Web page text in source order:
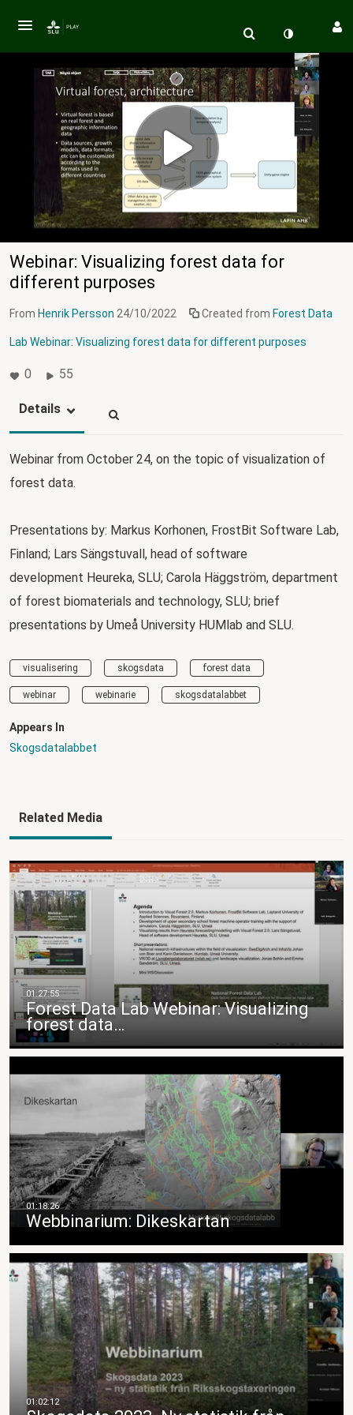
Webinar: Visualizing forest data for
different purposes
From Henrik Persson 24/10/2022 Created from Forest Data
Lab Webinar: Visualizing forest data for different purposes
0 55
Details
Webinar from October 24, on the topic of visualization of
forest data.
Presentations by: Markus Korhonen, FrostBit Software Lab,
Finland; Lars Sängstuvall, head of software
development Heureka, SLU; Carola Häggström, department
of forest biomaterials and technology, SLU; brief
presentations by Umeå University HUMlab and SLU.
visualisering skogsdata forest data
webinar webinarie skogsdatalabbet
Appears In
Skogsdatalabbet
Related Media
Forest Data Lab Webinar: Visualizing
forest data…
Webbinarium: Dikeskartan